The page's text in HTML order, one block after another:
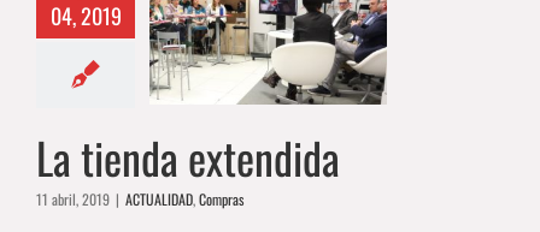
04, 2019
extendida
Compras
La tienda extendida
11 abril, 2019 | ACTUALIDAD,Compras